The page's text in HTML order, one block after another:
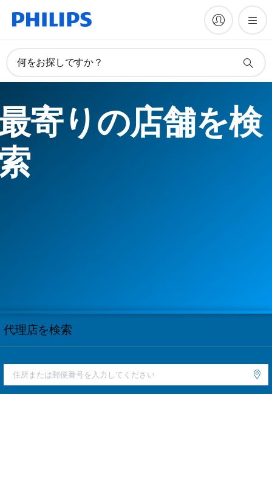
何をお探しですか？
寄りの店舗を検
代理店を検索